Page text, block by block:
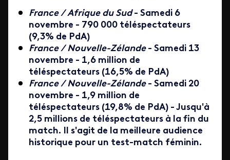
France / Afrique du Sud- Samedi 6
novembre - 790 000 téléspectateurs
(9,3% de PdA)
France / Nouvelle-Zélande- Samedi 13
novembre - 1,6 million de
téléspectateurs (16,5% de PdA)
France / Nouvelle-Zélande- Samedi 20
novembre - 1,9 million de
téléspectateurs (19,8% de PdA) - Jusqu'à
2,5 millions de téléspectateurs à la fin du
match. Il s'agit de la meilleure audience
historique pour un test-match féminin.